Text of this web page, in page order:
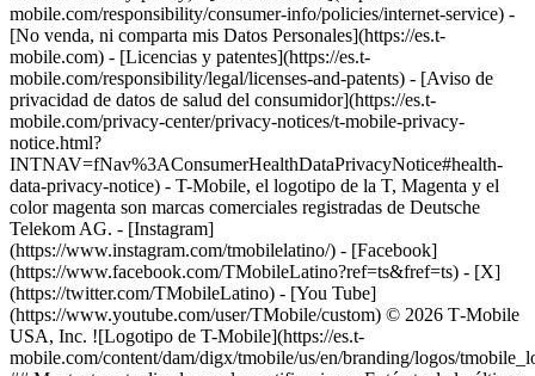
mobile.com/responsibility/consumer-info/policies/internet-service) -
[No venda, ni comparta mis Datos Personales](https://es.t-
mobile.com) - [Licencias y patentes](https://es.t-
mobile.com/responsibility/legal/licenses-and-patents) - [Aviso de
privacidad de datos de salud del consumidor](https://es.t-
mobile.com/privacy-center/privacy-notices/t-mobile-privacy-
notice.html?
INTNAV=fNav%3AConsumerHealthDataPrivacyNotice#health-
data-privacy-notice) - T-Mobile, el logotipo de la T, Magenta y el
color magenta son marcas comerciales registradas de Deutsche
Telekom AG. - [Instagram]
(https://www.instagram.com/tmobilelatino/) - [Facebook]
(https://www.facebook.com/TMobileLatino?ref=ts&fref=ts) - [X]
(https://twitter.com/TMobileLatino) - [You Tube]
(https://www.youtube.com/user/TMobile/custom) © 2026 T‑Mobile
USA, Inc. ![Logotipo de T-Mobile](https://es.t-
mobile.com/content/dam/digx/tmobile/us/en/branding/logos/